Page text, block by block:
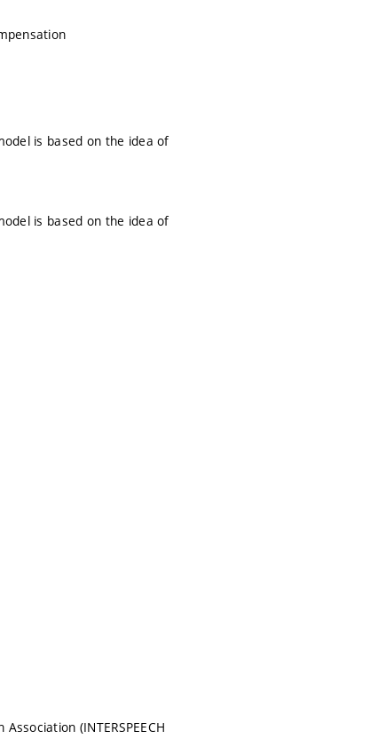
is based on the idea of
is based on the idea of
(INTERSPEECH